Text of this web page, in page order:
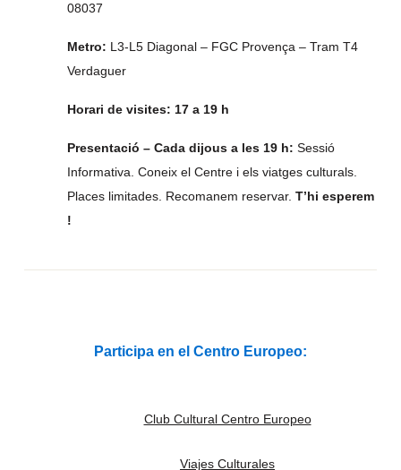
08037
Metro: L3-L5 Diagonal – FGC Provença – Tram T4
Verdaguer
Horari de visites: 17 a 19 h
Presentació – Cada dijous a les 19 h: Sessió
Informativa. Coneix el Centre i els viatges culturals.
Places limitades. Recomanem reservar. T’hi esperem
!
Participa en el Centro Europeo:
Club Cultural Centro Europeo
Viajes Culturales